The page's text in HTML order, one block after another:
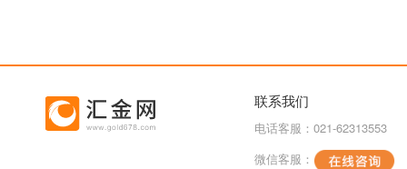
联系我们
电话客服：021-62313553
微信客服：